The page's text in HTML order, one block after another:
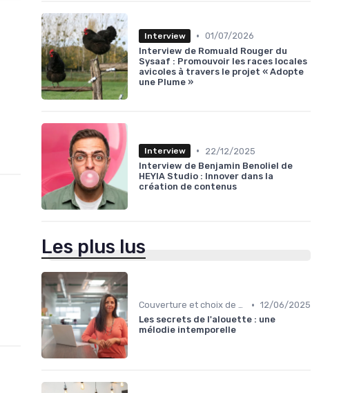
Interview • 01/07/2026
Interview de Romuald Rouger du
Sysaaf : Promouvoir les races locales
avicoles à travers le projet « Adopte
une Plume »
Interview •
22/12/2025
Interview de Benjamin Benoliel de
HEYIA Studio : Innover dans la
création de contenus
Les plus lus
Couverture et choix de sujets • 12/06/2025
Les secrets de l'alouette : une
mélodie intemporelle